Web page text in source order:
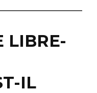
LIBRE-
IL